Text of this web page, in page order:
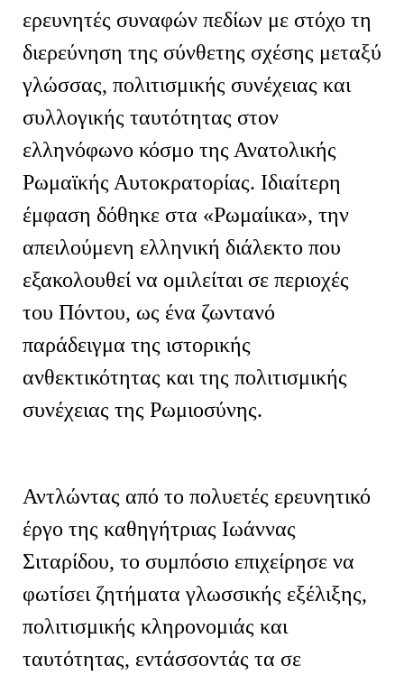
ερευνητές συναφών πεδίων με στόχο τη
διερεύνηση της σύνθετης σχέσης μεταξύ
γλώσσας, πολιτισμικής συνέχειας και
συλλογικής ταυτότητας στον
ελληνόφωνο κόσμο της Ανατολικής
Ρωμαϊκής Αυτοκρατορίας. Ιδιαίτερη
έμφαση δόθηκε στα «Ρωμαίικα», την
απειλούμενη ελληνική διάλεκτο που
εξακολουθεί να ομιλείται σε περιοχές
του Πόντου, ως ένα ζωντανό
παράδειγμα της ιστορικής
ανθεκτικότητας και της πολιτισμικής
συνέχειας της Ρωμιοσύνης.
Αντλώντας από το πολυετές ερευνητικό
έργο της καθηγήτριας Ιωάννας
Σιταρίδου, το συμπόσιο επιχείρησε να
φωτίσει ζητήματα γλωσσικής εξέλιξης,
πολιτισμικής κληρονομιάς και
ταυτότητας, εντάσσοντάς τα σε